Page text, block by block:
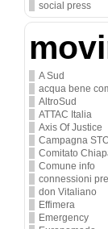
social press
A Sud
acqua bene
AltroSud
ATTAC Italia
Axis Of Justice
Campagna
Comitato
Comune info
connessioni
don Vitaliano
Effimera
Emergency